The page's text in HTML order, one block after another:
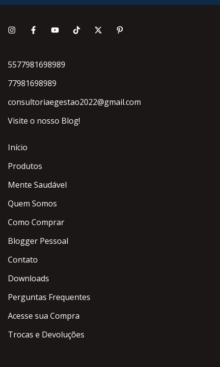
5577981698989
77981698989
consultoriaegestao2022@gmail.com
Visite o nosso Blog!
Início
Produtos
Mente Saudável
Quem Somos
Como Comprar
Blogger Pessoal
Contato
Downloads
Perguntas Frequentes
Acesse sua Compra
Trocas e Devoluções